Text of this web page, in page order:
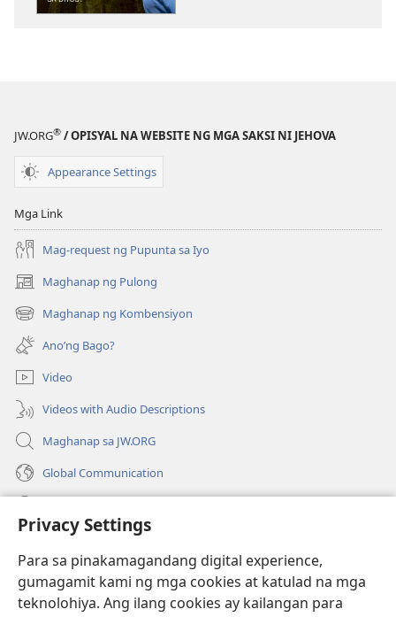
Privacy Settings
Para sa pinakamagandang digital experience,
gumagamit kami ng mga cookies at katulad na mga
teknolohiya. Ang ilang cookies ay kailangan para
sa
sa
JW.ORG® / OPISYAL NA WEBSITE NG MGA SAKSI NI JEHOVA
Appearance Settings
Mga Link
Mag-request ng Pupunta sa Iyo
Maghanap ng Pulong
(may
bubukas
na
bagong
window)
Maghanap ng Kombensiyon
(may
bubukas
na
bagong
window)
Ano’ng Bago?
Video
Videos with Audio Descriptions
Maghanap sa JW.ORG
Global Communication
(may
na
bagong
Watchtower ONLINE LIBRARY™
(may